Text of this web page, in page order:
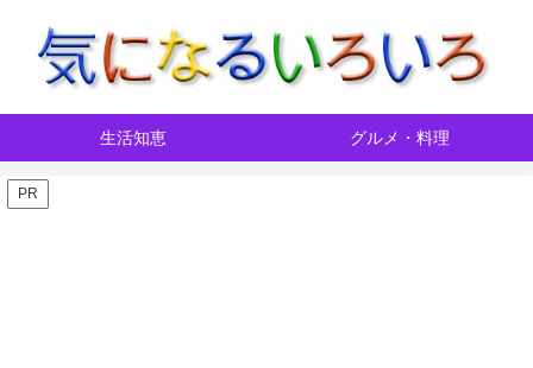
生活知恵 グルメ・料理
PR